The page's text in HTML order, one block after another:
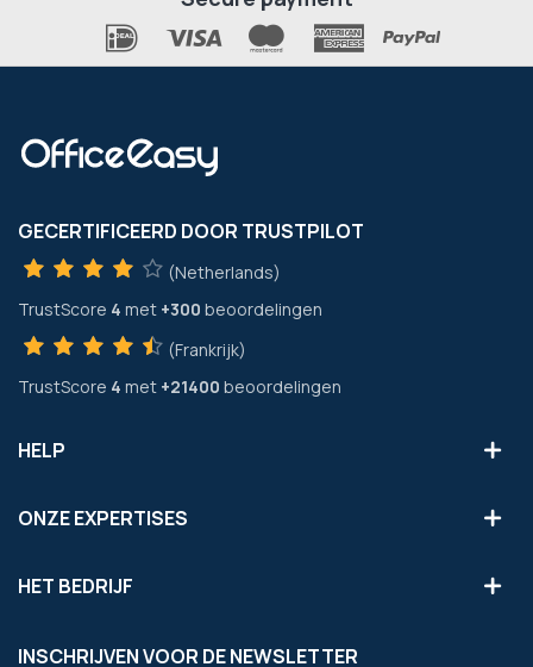
GECERTIFICEERD DOOR TRUSTPILOT
(Netherlands)
TrustScore 4 met +300 beoordelingen
(Frankrijk)
TrustScore 4 met +21400 beoordelingen
HELP
ONZE EXPERTISES
HET BEDRIJF
INSCHRIJVEN VOOR DE NEWSLETTER